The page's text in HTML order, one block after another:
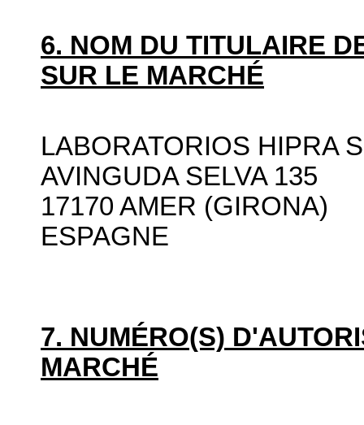
6. NOM DU TITULAIRE
SUR LE MARCHÉ
LABORATORIOS HIPRA
AVINGUDA SELVA 135
17170 AMER (GIRONA)
ESPAGNE
7. NUMÉRO(S)
MARCHÉ